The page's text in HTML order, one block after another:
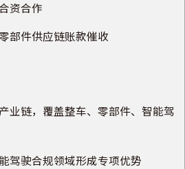
资合作
部件供应链账款催收
业链，覆盖整车、零部件、智能驾
驾驶合规领域形成专项优势